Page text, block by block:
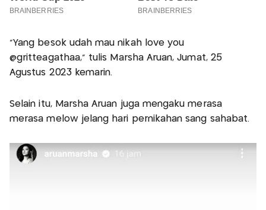
"Yang besok udah mau nikah love you
@gritteagathaa," tulis Marsha Aruan, Jumat, 25
Agustus 2023 kemarin.
Selain itu, Marsha Aruan juga mengaku merasa
merasa melow jelang hari pernikahan sang sahabat.